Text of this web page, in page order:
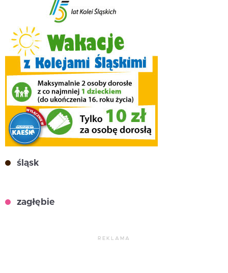
śląsk
zagłębie
REKLAMA